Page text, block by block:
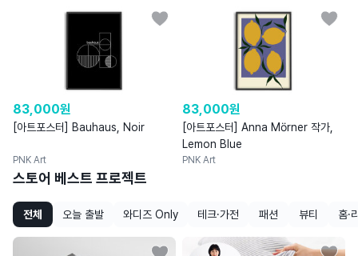
83,000원
[아트포스터] Bauhaus, Noir
PNK Art
83,000원
[아트포스터] Anna Mörner 작가,
Lemon Blue
PNK Art
스토어 베스트 프로젝트
전체 오늘 출발 와디즈 Only 테크·가전 패션 뷰티 홈·